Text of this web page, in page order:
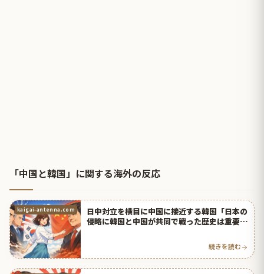
「中国と韓国」に関する海外の反応
kaigai-antenna.com
日中対立を横目に中国に接近する韓国「日本の
侵略に韓国と中国が共同で戦った歴史は重要」
続きを読む